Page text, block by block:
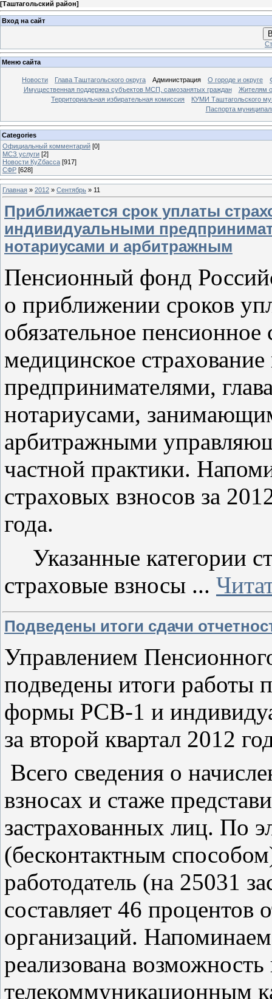
[Таштагольский район]
Вход на сайт
Меню сайта
Новости Глава Таштагольского округа Администрация О городе и округе
Имущественная поддержка субъектов МСП, самозанятых граждан
Жителям
Территориальная избирательная комиссия
КУМИ Таштагольского
Паспорта
Categories
Официальный комментарий [0]
МСЗ услуги [2]
Новости КуZбасса [917]
СФР [628]
Главная » 2012 » Сентябрь » 11
Приближается срок уплаты
индивидуальными
нотариусами и арбитражным
Пенсионный фонд
о приближении сроков
обязательное пенсионное
медицинское
предпринимателями,
нотариусами,
арбитражными
частной практики.
страховых взносов за
года.
Указанные категории
страховые взносы ...
Подведены итоги сдачи
Управлением
подведены итоги работы
формы РСВ-1 и
за второй квартал 2012
Всего сведения о
взносах и стаже
застрахованных лиц. По
(бесконтактным
работодатель (на 25031
составляет 46
организаций.
реализована
телекоммуникационным